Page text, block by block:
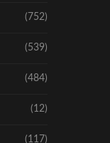
(752)
(539)
(484)
(12)
(117)